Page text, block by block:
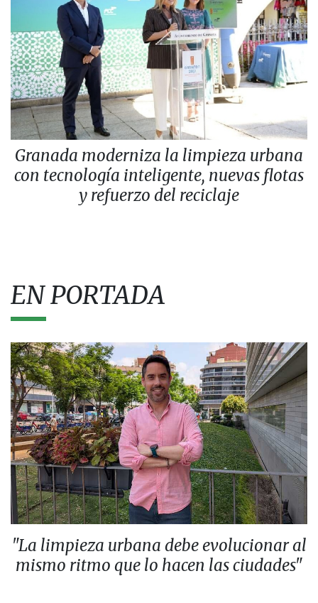
Granada moderniza la limpieza urbana
con tecnología inteligente, nuevas flotas
y refuerzo del reciclaje
EN PORTADA
"La limpieza urbana debe evolucionar al
mismo ritmo que lo hacen las ciudades"